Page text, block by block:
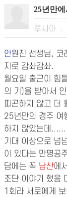
25년만에
루시아
안원진 선생님, 코
지로 감솨감솨.
월요일 출근이 힘
의 기)을 받아서 인
피곤하지 않고 더
25년만의 경주 여
하지 않았는데......
기대 이상으로 넘
이 있다는 만명공
담에는 꼭 남산에
조단 이야기 했음
1회라 서로에게